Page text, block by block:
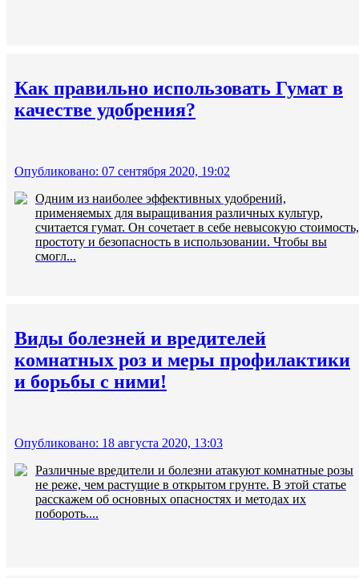
Как правильно использовать Гумат в
качестве удобрения?
Опубликовано: 07 сентября 2020, 19:02
Одним из наиболее эффективных удобрений,
применяемых для выращивания различных культур,
считается гумат. Он сочетает в себе невысокую стоимость,
простоту и безопасность в использовании. Чтобы вы
смогл...
Виды болезней и вредителей
комнатных роз и меры профилактики
и борьбы с ними!
Опубликовано: 18 августа 2020, 13:03
Различные вредители и болезни атакуют комнатные розы
не реже, чем растущие в открытом грунте. В этой статье
расскажем об основных опасностях и методах их
побороть....